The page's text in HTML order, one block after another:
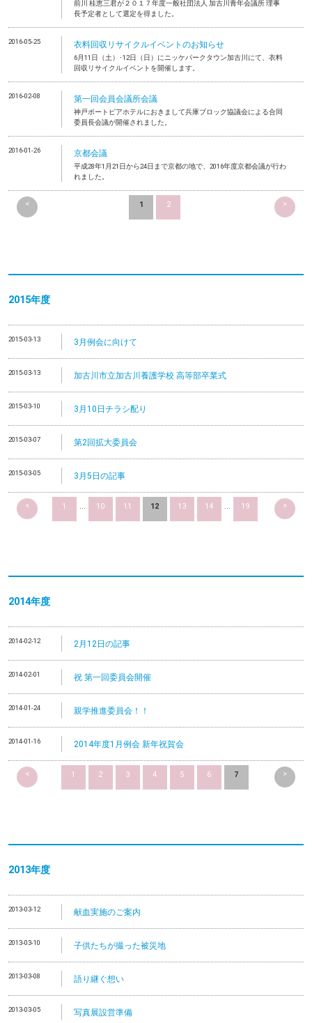
前川 桂恵三君が２０１７年度一般社団法人 加古川青年会議所 理事
長予定者として選定を得ました。
2016-05-25 衣料回収リサイクルイベントのお知らせ
6月11日（土）･12日（日）にニッケパークタウン加古川にて、衣料
回収リサイクルイベントを開催します。
2016-02-08 第一回会員会議所会議
神戸ポートピアホテルにおきまして兵庫ブロック協議会による合同
委員長会議が開催されました。
2016-01-26 京都会議
平成28年1月21日から24日まで京都の地で、2016年度京都会議が行わ
れました。
< 1 2 >
2015年度
2015-03-13 3月例会に向けて
2015-03-13 加古川市立加古川養護学校 高等部卒業式
2015-03-10 3月10日チラシ配り
2015-03-07 第2回拡大委員会
2015-03-05 3月5日の記事
< 1 ... 10 11 12 13 14 ... 19 >
2014年度
2014-02-12 2月12日の記事
2014-02-01 祝 第一回委員会開催
2014-01-24 親学推進委員会！！
2014-01-16 2014年度1月例会 新年祝賀会
< 1 2 3 4 5 6 7 >
2013年度
2013-03-12 献血実施のご案内
2013-03-10 子供たちが撮った被災地
2013-03-08 語り継ぐ想い
2013-03-05 写真展設営準備